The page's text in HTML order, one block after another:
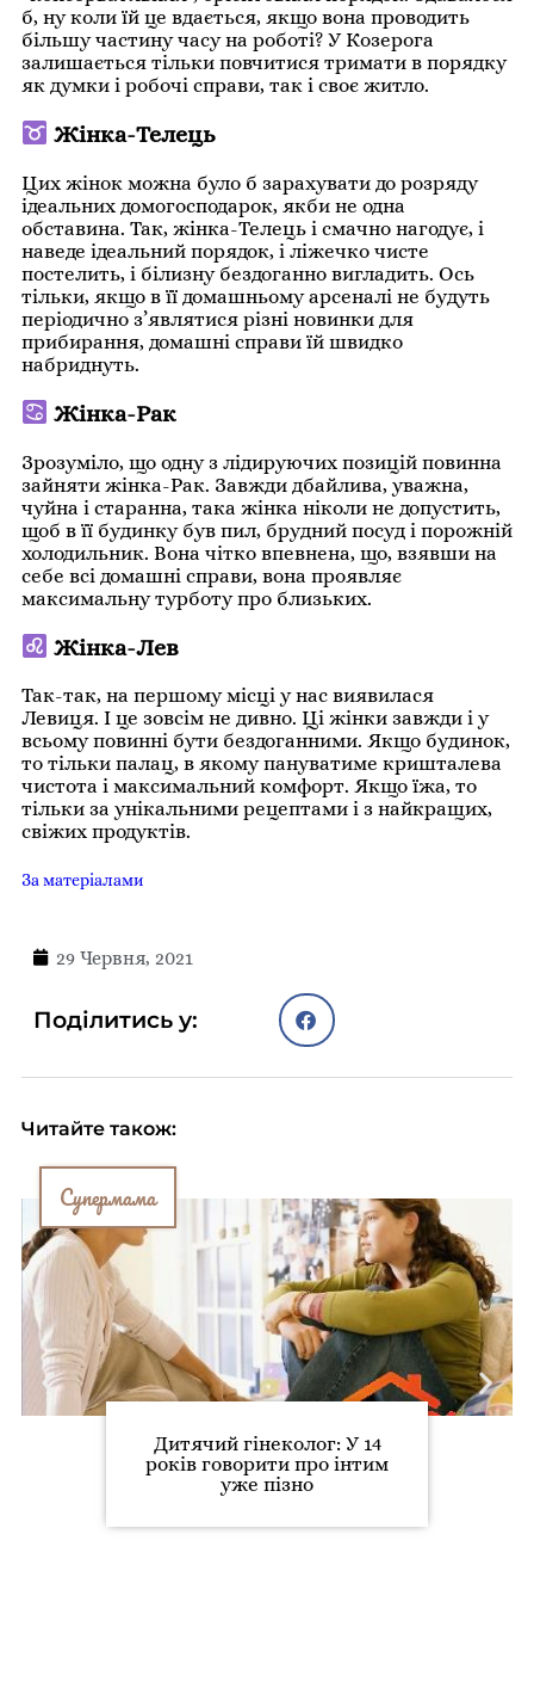
б, ну коли їй це вдається, якщо вона проводить
більшу частину часу на роботі? У Козерога
залишається тільки повчитися тримати в порядку
як думки і робочі справи, так і своє житло.
Жінка-Телець
Цих жінок можна було б зарахувати до розряду
ідеальних домогосподарок, якби не одна
обставина. Так, жінка-Телець і смачно нагодує, і
наведе ідеальний порядок, і ліжечко чисте
постелить, і білизну бездоганно вигладить. Ось
тільки, якщо в її домашньому арсеналі не будуть
періодично з’являтися різні новинки для
прибирання, домашні справи їй швидко
набриднуть.
Жінка-Рак
Зрозуміло, що одну з лідируючих позицій повинна
зайняти жінка-Рак. Завжди дбайлива, уважна,
чуйна і старанна, така жінка ніколи не допустить,
щоб в її будинку був пил, брудний посуд і порожній
холодильник. Вона чітко впевнена, що, взявши на
себе всі домашні справи, вона проявляє
максимальну турботу про близьких.
Жінка-Лев
Так-так, на першому місці у нас виявилася
Левиця. І це зовсім не дивно. Ці жінки завжди і у
всьому повинні бути бездоганними. Якщо будинок,
то тільки палац, в якому пануватиме кришталева
чистота і максимальний комфорт. Якщо їжа, то
тільки за унікальними рецептами і з найкращих,
свіжих продуктів.
За матеріалами
29 Червня, 2021
Поділитись у:
Читайте також:
Супермама
Дитячий гінеколог: У 14
років говорити про інтим
уже пізно